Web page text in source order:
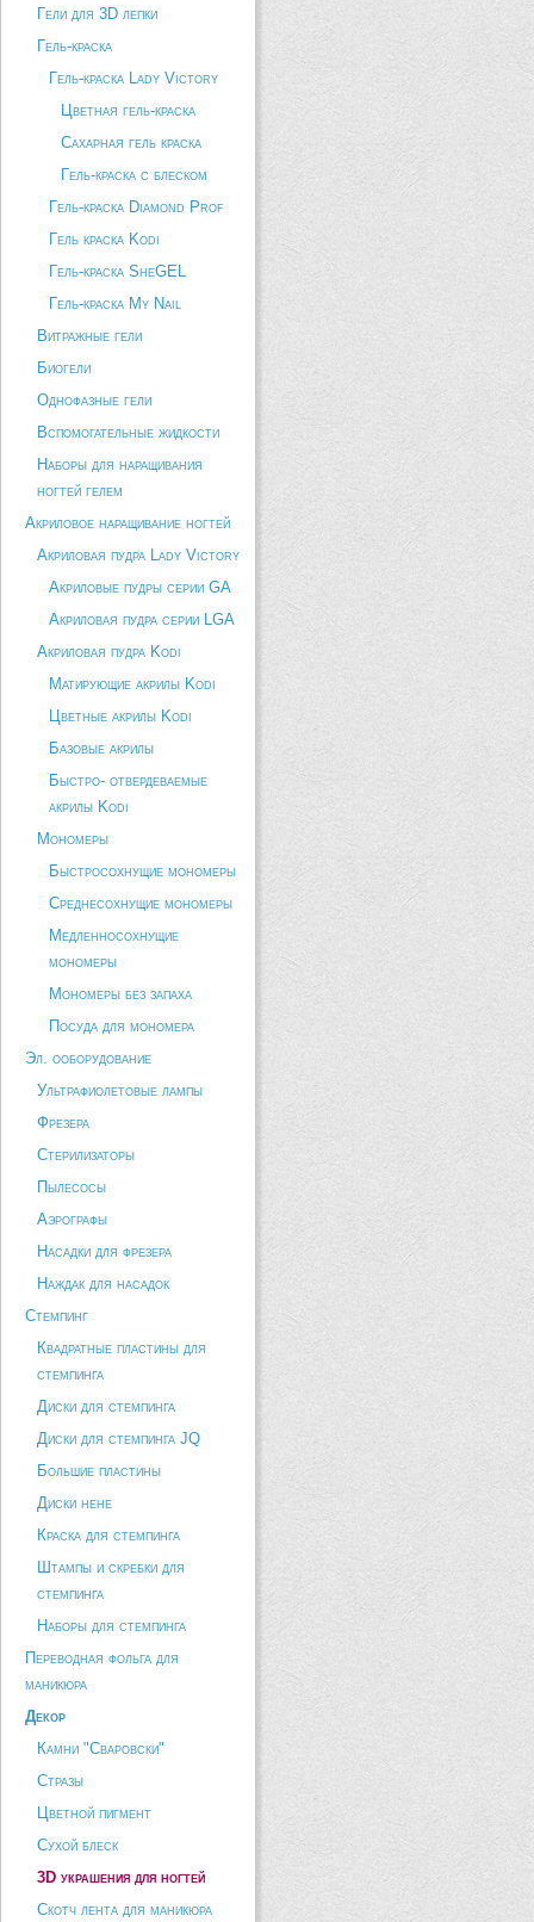
Гели для 3D лепки
Гель-краска
Гель-краска Lady Victory
Цветная гель-краска
Сахарная гель краска
Гель-краска с блеском
Гель-краска Diamond Prof
Гель краска Kodi
Гель-краска SheGEL
Гель-краска My Nail
Витражные гели
Биогели
Однофазные гели
Вспомогательные жидкости
Наборы для наращивания
ногтей гелем
Акриловое наращивание ногтей
Акриловая пудра Lady Victory
Акриловые пудры серии GA
Акриловая пудра серии LGA
Акриловая пудра Kodi
Матирующие акрилы Kodi
Цветные акрилы Kodi
Базовые акрилы
Быстро- отвердеваемые
акрилы Kodi
Мономеры
Быстросохнущие мономеры
Среднесохнущие мономеры
Медленносохнущие
мономеры
Мономеры без запаха
Посуда для мономера
Эл. ооборудование
Ультрафиолетовые лампы
Фрезера
Стерилизаторы
Пылесосы
Аэрографы
Насадки для фрезера
Наждак для насадок
Стемпинг
Квадратные пластины для
стемпинга
Диски для стемпинга
Диски для стемпинга JQ
Большие пластины
Диски hehe
Краска для стемпинга
Штампы и скребки для
стемпинга
Наборы для стемпинга
Переводная фольга для
маникюра
Декор
Камни "Сваровски"
Стразы
Цветной пигмент
Сухой блеск
3D украшения для ногтей
Скотч лента для маникюра